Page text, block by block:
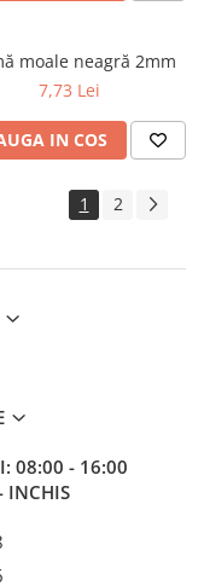
moale neagră 2mm
7,73 Lei
IN COS
1 2
08:00 - 16:00
INCHIS